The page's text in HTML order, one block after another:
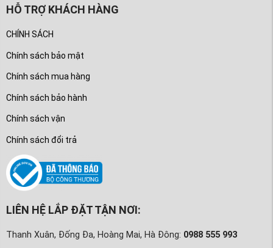
HỖ TRỢ KHÁCH HÀNG
CHÍNH SÁCH
Chính sách bảo mật
Chính sách mua hàng
Chính sách bảo hành
Chính sách vận
Chính sách đổi trả
LIÊN HỆ LẮP ĐẶT TẬN NƠI:
Thanh Xuân, Đống Đa, Hoàng Mai, Hà Đông: 0988 555 993